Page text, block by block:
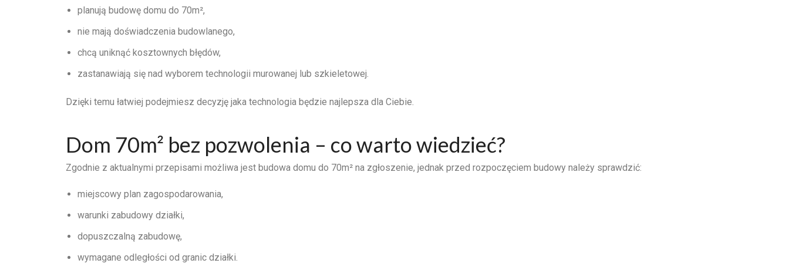
planują budowę domu do 70m²,
nie mają doświadczenia budowlanego,
chcą uniknąć kosztownych błędów,
zastanawiają się nad wyborem technologii murowanej lub szkieletowej.
Dzięki temu łatwiej podejmiesz decyzję jaka technologia będzie najlepsza dla Ciebie.
Dom 70m² bez pozwolenia – co warto wiedzieć?
Zgodnie z aktualnymi przepisami możliwa jest budowa domu do 70m² na zgłoszenie, jednak przed rozpoczęciem budowy należy sprawdzić:
miejscowy plan zagospodarowania,
warunki zabudowy działki,
dopuszczalną zabudowę,
wymagane odległości od granic działki.